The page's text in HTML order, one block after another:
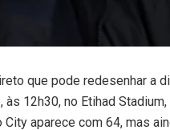
que pode redesenhar a
12h30, no Etihad
aparece com 64, mas